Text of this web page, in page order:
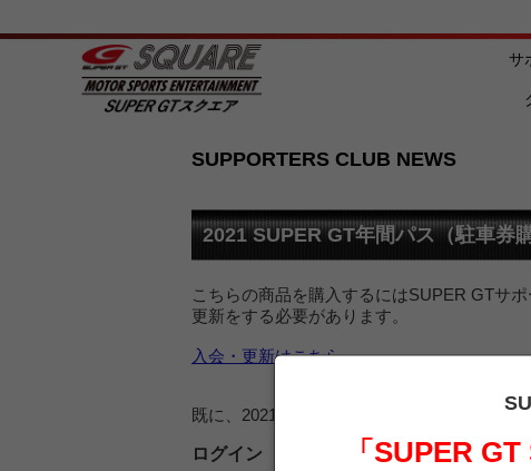
サ
SUPPORTERS CLUB NEWS
2021 SUPER GT年間パス（駐車券
こちらの商品を購入するにはSUPER GTサ
更新をする必要があります。
入会・更新はこちら
既に、2021 SUPER GT サポーターズクラ
ログイン 「SUPER